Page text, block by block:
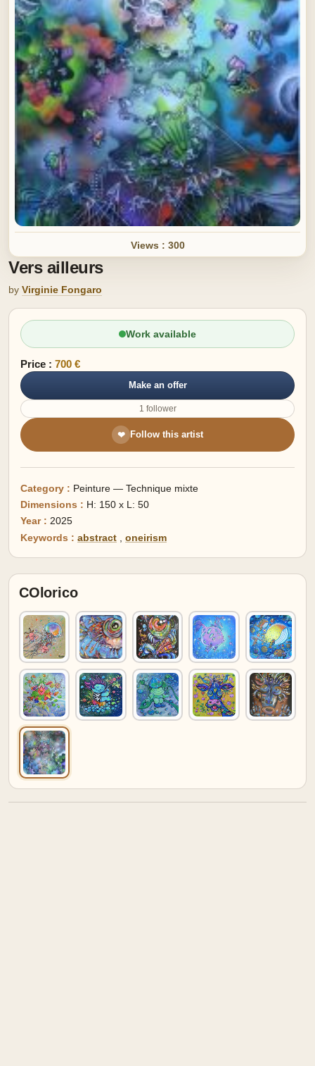
Views : 300
Vers ailleurs
by Virginie Fongaro
Work available
Price : 700 €
Make an offer
1 follower
❤ Follow this artist
Category : Peinture — Technique mixte
Dimensions : H: 150 x L: 50
Year : 2025
Keywords : abstract oneirism
COlorico